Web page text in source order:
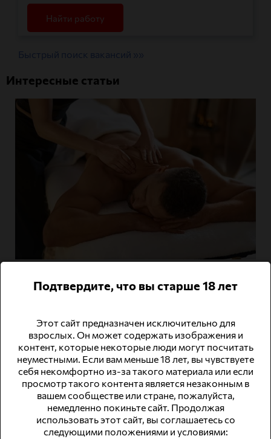
Быстрый поиск вакансий »»
Интересные статьи
Искусство прикосновений
В мире, где каждодневные заботы и напряжение
древних способов поддержания здоровья и
душевного равновесия является техника, которая
включает в себя искусство прикосновений
Читать далее
Подтвердите, что вы старше 18 лет
Этот сайт предназначен исключительно для
взрослых. Он может содержать изображения и
контент, которые некоторые люди могут посчитать
неуместными. Если вам меньше 18 лет, вы чувствуете
себя некомфортно из-за такого материала или если
просмотр такого контента является незаконным в
вашем сообществе или стране, пожалуйста,
немедленно покиньте сайт. Продолжая
использовать этот сайт, вы соглашаетесь со
следующими положениями и условиями: